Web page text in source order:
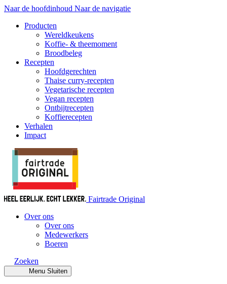
Naar de hoofdinhoud Naar de navigatie
Producten
Wereldkeukens
Koffie- & theemoment
Broodbeleg
Recepten
Hoofdgerechten
Thaise curry-recepten
Vegetarische recepten
Vegan recepten
Ontbijtrecepten
Koffierecepten
Verhalen
Impact
Fairtrade Original
Over ons
Over ons
Medewerkers
Boeren
Zoeken
Menu Sluiten